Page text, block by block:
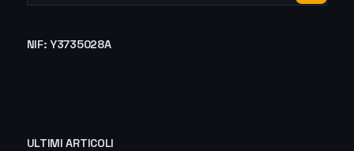
NIF: Y3735028A
ULTIMI ARTICOLI